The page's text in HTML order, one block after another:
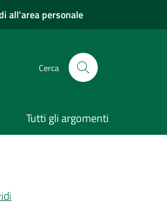
all'area personale
Cerca
Tutti gli argomenti